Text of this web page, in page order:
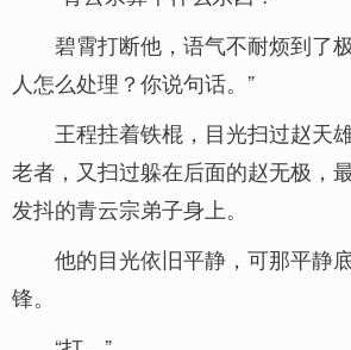
碧霄打断他，语气不耐烦到了
人怎么处理？你说句话。”
王程拄着铁棍，目光扫过赵天
老者，又扫过躲在后面的赵无极，
发抖的青云宗弟子身上。
他的目光依旧平静，可那平静
锋。